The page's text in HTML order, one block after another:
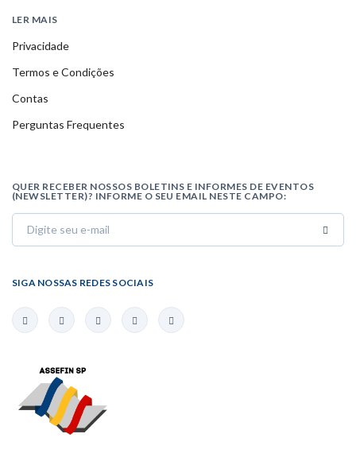
LER MAIS
Privacidade
Termos e Condições
Contas
Perguntas Frequentes
QUER RECEBER NOSSOS BOLETINS E INFORMES DE EVENTOS
(NEWSLETTER)? INFORME O SEU EMAIL NESTE CAMPO:
SIGA NOSSAS REDES SOCIAIS